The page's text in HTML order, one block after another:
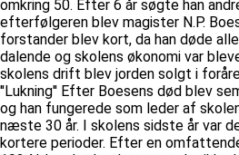
omkring 50. Efter 6 år søgte han
efterfølgeren blev magister N.P.
forstander blev kort, da han døde
dalende og skolens økonomi var
skolens drift blev jorden solgt i
''Lukning'' Efter Boesens død blev
og han fungerede som leder af
næste 30 år. I skolens sidste år var
kortere perioder. Efter en